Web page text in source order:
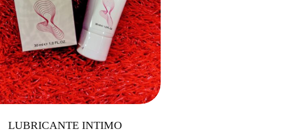
LUBRICANTE INTIMO